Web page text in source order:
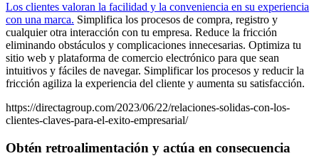
Los clientes valoran la facilidad y la conveniencia en su experiencia
con una marca. Simplifica los procesos de compra, registro y
cualquier otra interacción con tu empresa. Reduce la fricción
eliminando obstáculos y complicaciones innecesarias. Optimiza tu
sitio web y plataforma de comercio electrónico para que sean
intuitivos y fáciles de navegar. Simplificar los procesos y reducir la
fricción agiliza la experiencia del cliente y aumenta su satisfacción.
https://directagroup.com/2023/06/22/relaciones-solidas-con-los-
clientes-claves-para-el-exito-empresarial/
Obtén retroalimentación y actúa en consecuencia